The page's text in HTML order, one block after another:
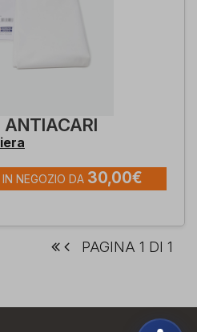
ANTIACARI
NEGOZIO DA 30,00€
PAGINA 1 DI 1